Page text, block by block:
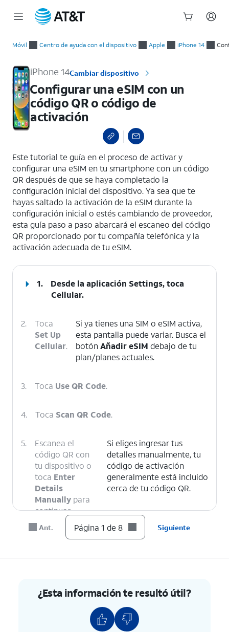
Móvil Centro de ayuda con el dispositivo Apple iPhone 14
iPhone 14Cambiar dispositivo
Configurar una eSIM con un
código QR o código de
activación
Este tutorial te guía en el proceso de activar y
configurar una eSIM en tu smartphone con un código
QR después de que se haya completado la
configuración inicial del dispositivo. Ya sea que te
hayas saltado la activación de la eSIM durante la
configuración inicial o estés cambiando de proveedor,
esta guía paso a paso abarcará el escaneo del código
QR proporcionado por tu compañía telefónica y la
activación adecuada de tu eSIM.
1.
Desde la aplicación Settings, toca
Cellular.
2.
Toca
Set Up
Cellular.
Si ya tienes una SIM o eSIM activa,
esta pantalla puede variar. Busca el
botónAñadir eSIM debajo de tu
plan/planes actuales.
3. Toca Use QR Code.
4. Toca Scan QR Code.
5.
Escanea el
código QR con
tu dispositivo o
toca Enter
Details
Manually para
continuar.
Si eliges ingresar tus
detalles manualmente, tu
código de activación
generalmente está incluido
cerca de tu código QR.
Continuar.
¡Completaste los pasos!
Ant. Página 1 de 8 Siguiente
¿Esta información te resultó útil?